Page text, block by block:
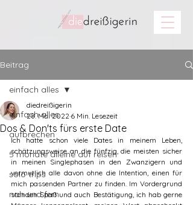
Beitrag
einfach alles
aufbrechen
5 monate alleine auf reisen
solo trips
nah und fern
einfach alles
Dos & Don'ts fürs erste Date
diedreißigerin
28. Mai 2022 6 Min. Lesezeit
Ich hatte schon viele Dates in meinem Leben,
schätzungsweise an die fünfzig, die meisten sicher
in meinen Singlephasen in den Zwanzigern und
vermutlich alle davon ohne die Intention, einen für
mich passenden Partner zu finden. Im Vordergrund
standen Spaß und auch Bestätigung, ich hab gerne